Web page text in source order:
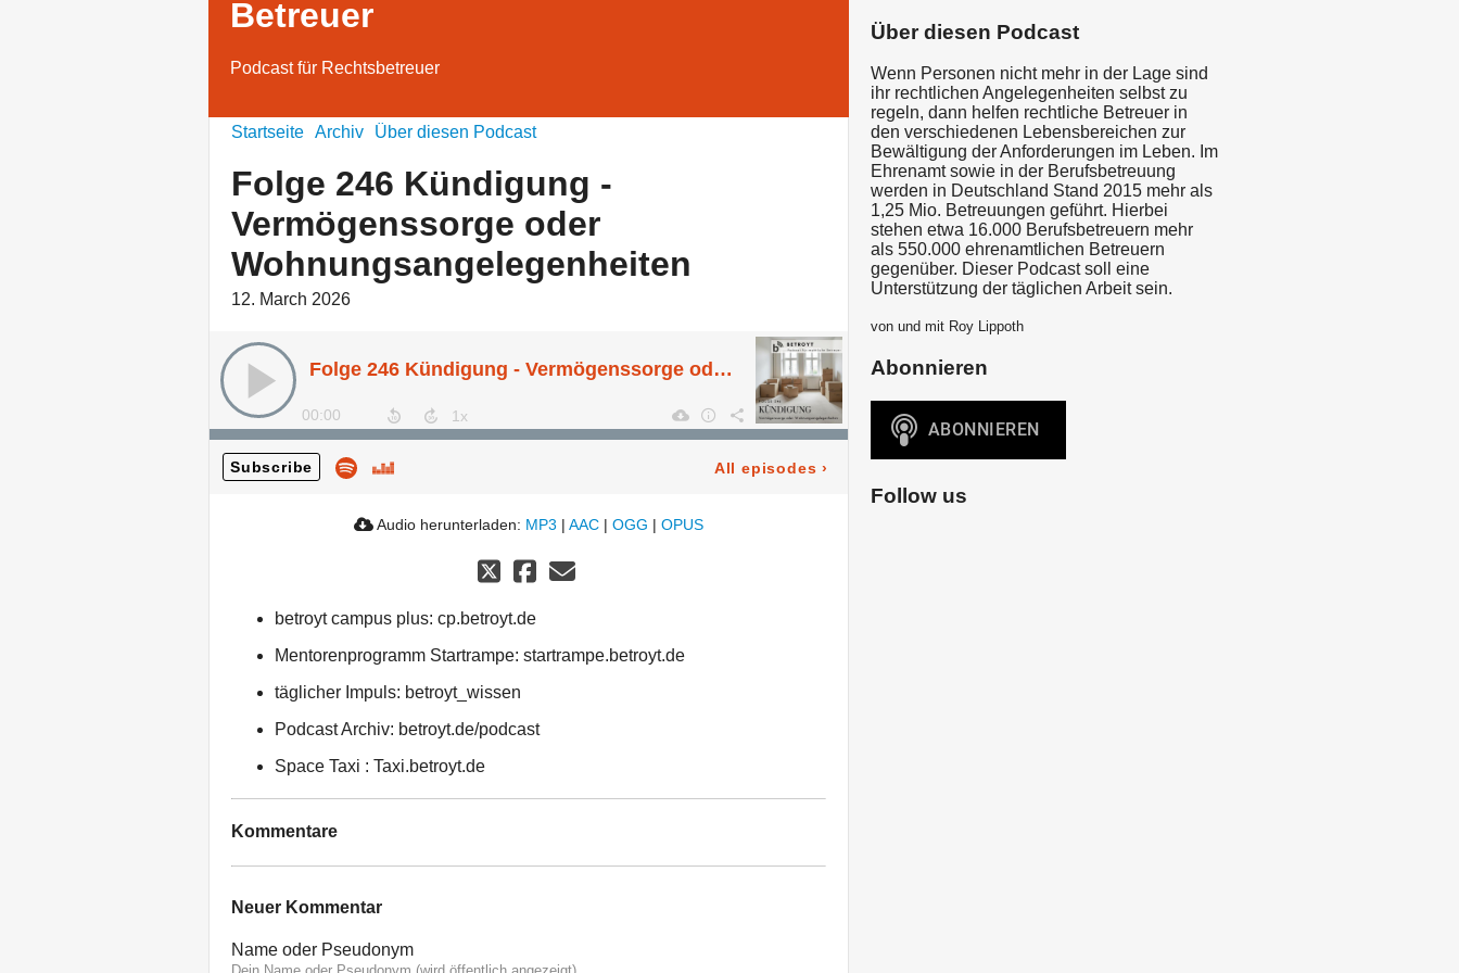
Betreuer
Podcast für Rechtsbetreuer
Startseite Archiv Über diesen Podcast
Folge 246 Kündigung -
Vermögenssorge oder
Wohnungsangelegenheiten
12. March 2026
Folge 246 Kündigung - Vermögenssorge oder Wohnungsangelegenheiten
00:00
Subscribe All episodes ›
Audio herunterladen: MP3 | AAC | OGG | OPUS
betroyt campus plus: cp.betroyt.de
Mentorenprogramm Startrampe: startrampe.betroyt.de
täglicher Impuls: betroyt_wissen
Podcast Archiv: betroyt.de/podcast
Space Taxi : Taxi.betroyt.de
Kommentare
Neuer Kommentar
Name oder Pseudonym
Über diesen Podcast
Wenn Personen nicht mehr in der Lage sind
ihr rechtlichen Angelegenheiten selbst zu
regeln, dann helfen rechtliche Betreuer in
den verschiedenen Lebensbereichen zur
Bewältigung der Anforderungen im Leben. Im
Ehrenamt sowie in der Berufsbetreuung
werden in Deutschland Stand 2015 mehr als
1,25 Mio. Betreuungen geführt. Hierbei
stehen etwa 16.000 Berufsbetreuern mehr
als 550.000 ehrenamtlichen Betreuern
gegenüber. Dieser Podcast soll eine
Unterstützung der täglichen Arbeit sein.
von und mit Roy Lippoth
Abonnieren
Follow us